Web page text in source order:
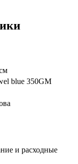
blue 350GM
и расходные